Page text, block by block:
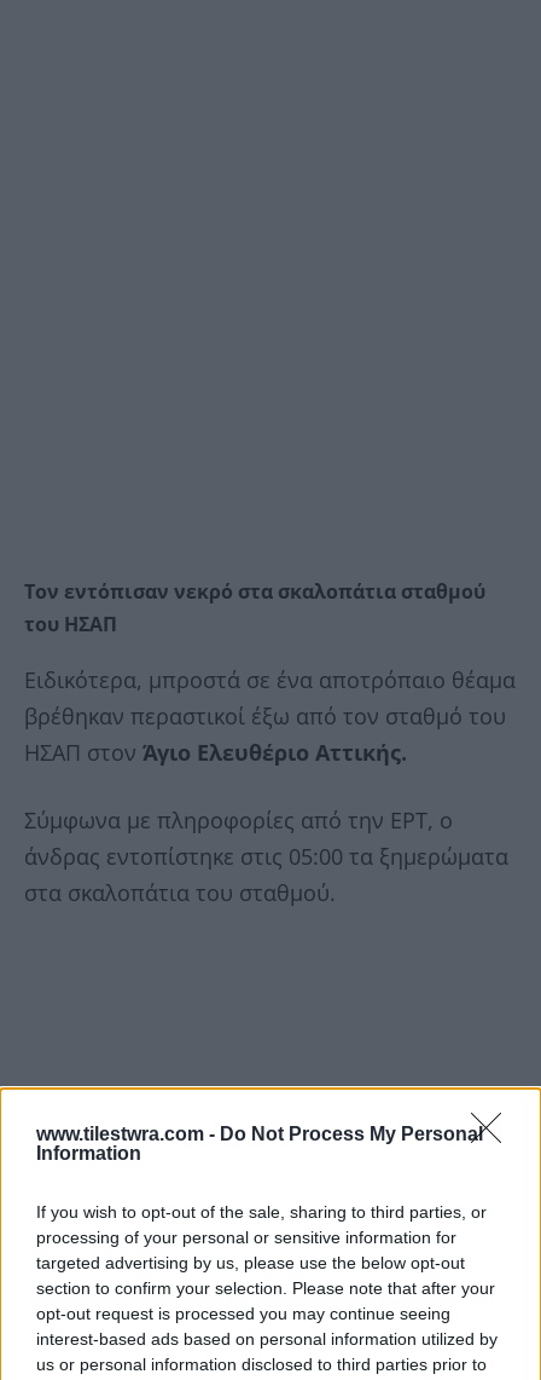
www.tilestwra.com - Do Not Process My Personal
Information
If you wish to opt-out of the sale, sharing to third parties, or
processing of your personal or sensitive information for
targeted advertising by us, please use the below opt-out
section to confirm your selection. Please note that after your
opt-out request is processed you may continue seeing
interest-based ads based on personal information utilized by
us or personal information disclosed to third parties prior to
Τον εντόπισαν νεκρό στα σκαλοπάτια σταθμού
του ΗΣΑΠ
Ειδικότερα, μπροστά σε ένα αποτρόπαιο θέαμα
βρέθηκαν περαστικοί έξω από τον σταθμό του
ΗΣΑΠ στον Άγιο Ελευθέριο Αττικής.
Σύμφωνα με πληροφορίες από την ΕΡΤ, ο
άνδρας εντοπίστηκε στις 05:00 τα ξημερώματα
στα σκαλοπάτια του σταθμού.